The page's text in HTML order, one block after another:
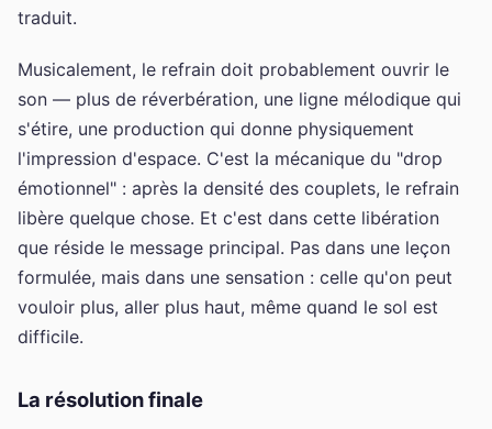
traduit.
Musicalement, le refrain doit probablement ouvrir le
son — plus de réverbération, une ligne mélodique qui
s'étire, une production qui donne physiquement
l'impression d'espace. C'est la mécanique du "drop
émotionnel" : après la densité des couplets, le refrain
libère quelque chose. Et c'est dans cette libération
que réside le message principal. Pas dans une leçon
formulée, mais dans une sensation : celle qu'on peut
vouloir plus, aller plus haut, même quand le sol est
difficile.
La résolution finale